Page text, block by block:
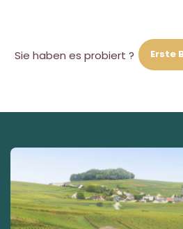
Sie haben es probiert ? Erste